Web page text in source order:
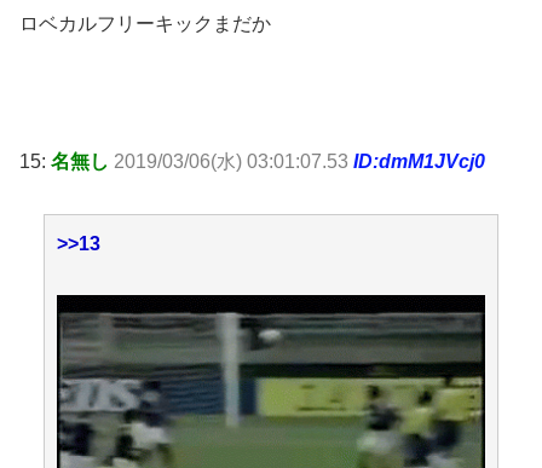
ロベカルフリーキックまだか
15: 名無し 2019/03/06(水) 03:01:07.53 ID:dmM1JVcj0
>>13